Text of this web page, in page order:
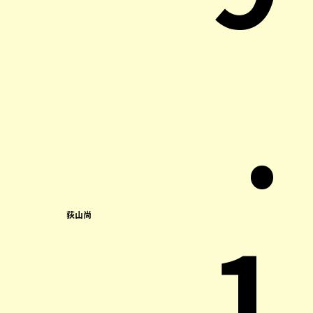
荻山尚
.